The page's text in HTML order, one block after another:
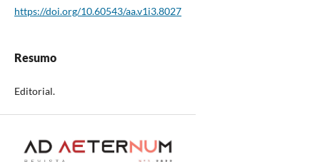
https://doi.org/10.60543/aa.v1i3.8027
Resumo
Editorial.